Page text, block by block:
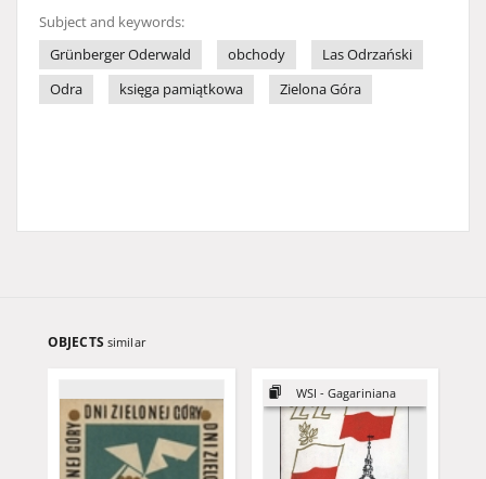
Subject and keywords:
Grünberger Oderwald
obchody
Las Odrzański
Odra
księga pamiątkowa Zielona Góra
OBJECTS similar
WSI - Gagariniana